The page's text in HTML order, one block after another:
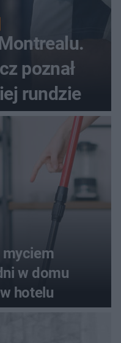
poznał
rundzie
myciem
w domu
hotelu